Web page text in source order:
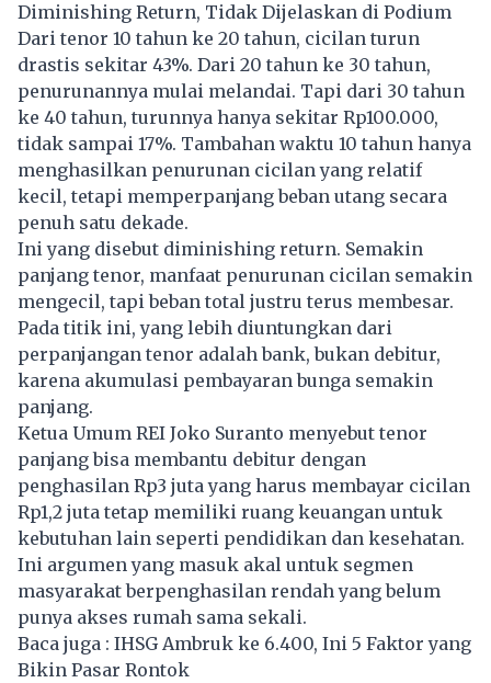
Diminishing Return, Tidak Dijelaskan di Podium
Dari tenor 10 tahun ke 20 tahun, cicilan turun
drastis sekitar 43%. Dari 20 tahun ke 30 tahun,
penurunannya mulai melandai. Tapi dari 30 tahun
ke 40 tahun, turunnya hanya sekitar Rp100.000,
tidak sampai 17%. Tambahan waktu 10 tahun hanya
menghasilkan penurunan cicilan yang relatif
kecil, tetapi memperpanjang beban utang secara
penuh satu dekade.
Ini yang disebut diminishing return. Semakin
panjang tenor, manfaat penurunan cicilan semakin
mengecil, tapi beban total justru terus membesar.
Pada titik ini, yang lebih diuntungkan dari
perpanjangan tenor adalah bank, bukan debitur,
karena akumulasi pembayaran bunga semakin
panjang.
Ketua Umum REI Joko Suranto menyebut tenor
panjang bisa membantu debitur dengan
penghasilan Rp3 juta yang harus membayar cicilan
Rp1,2 juta tetap memiliki ruang keuangan untuk
kebutuhan lain seperti pendidikan dan kesehatan.
Ini argumen yang masuk akal untuk segmen
masyarakat berpenghasilan rendah yang belum
punya akses rumah sama sekali.
Baca juga : IHSG Ambruk ke 6.400, Ini 5 Faktor yang
Bikin Pasar Rontok